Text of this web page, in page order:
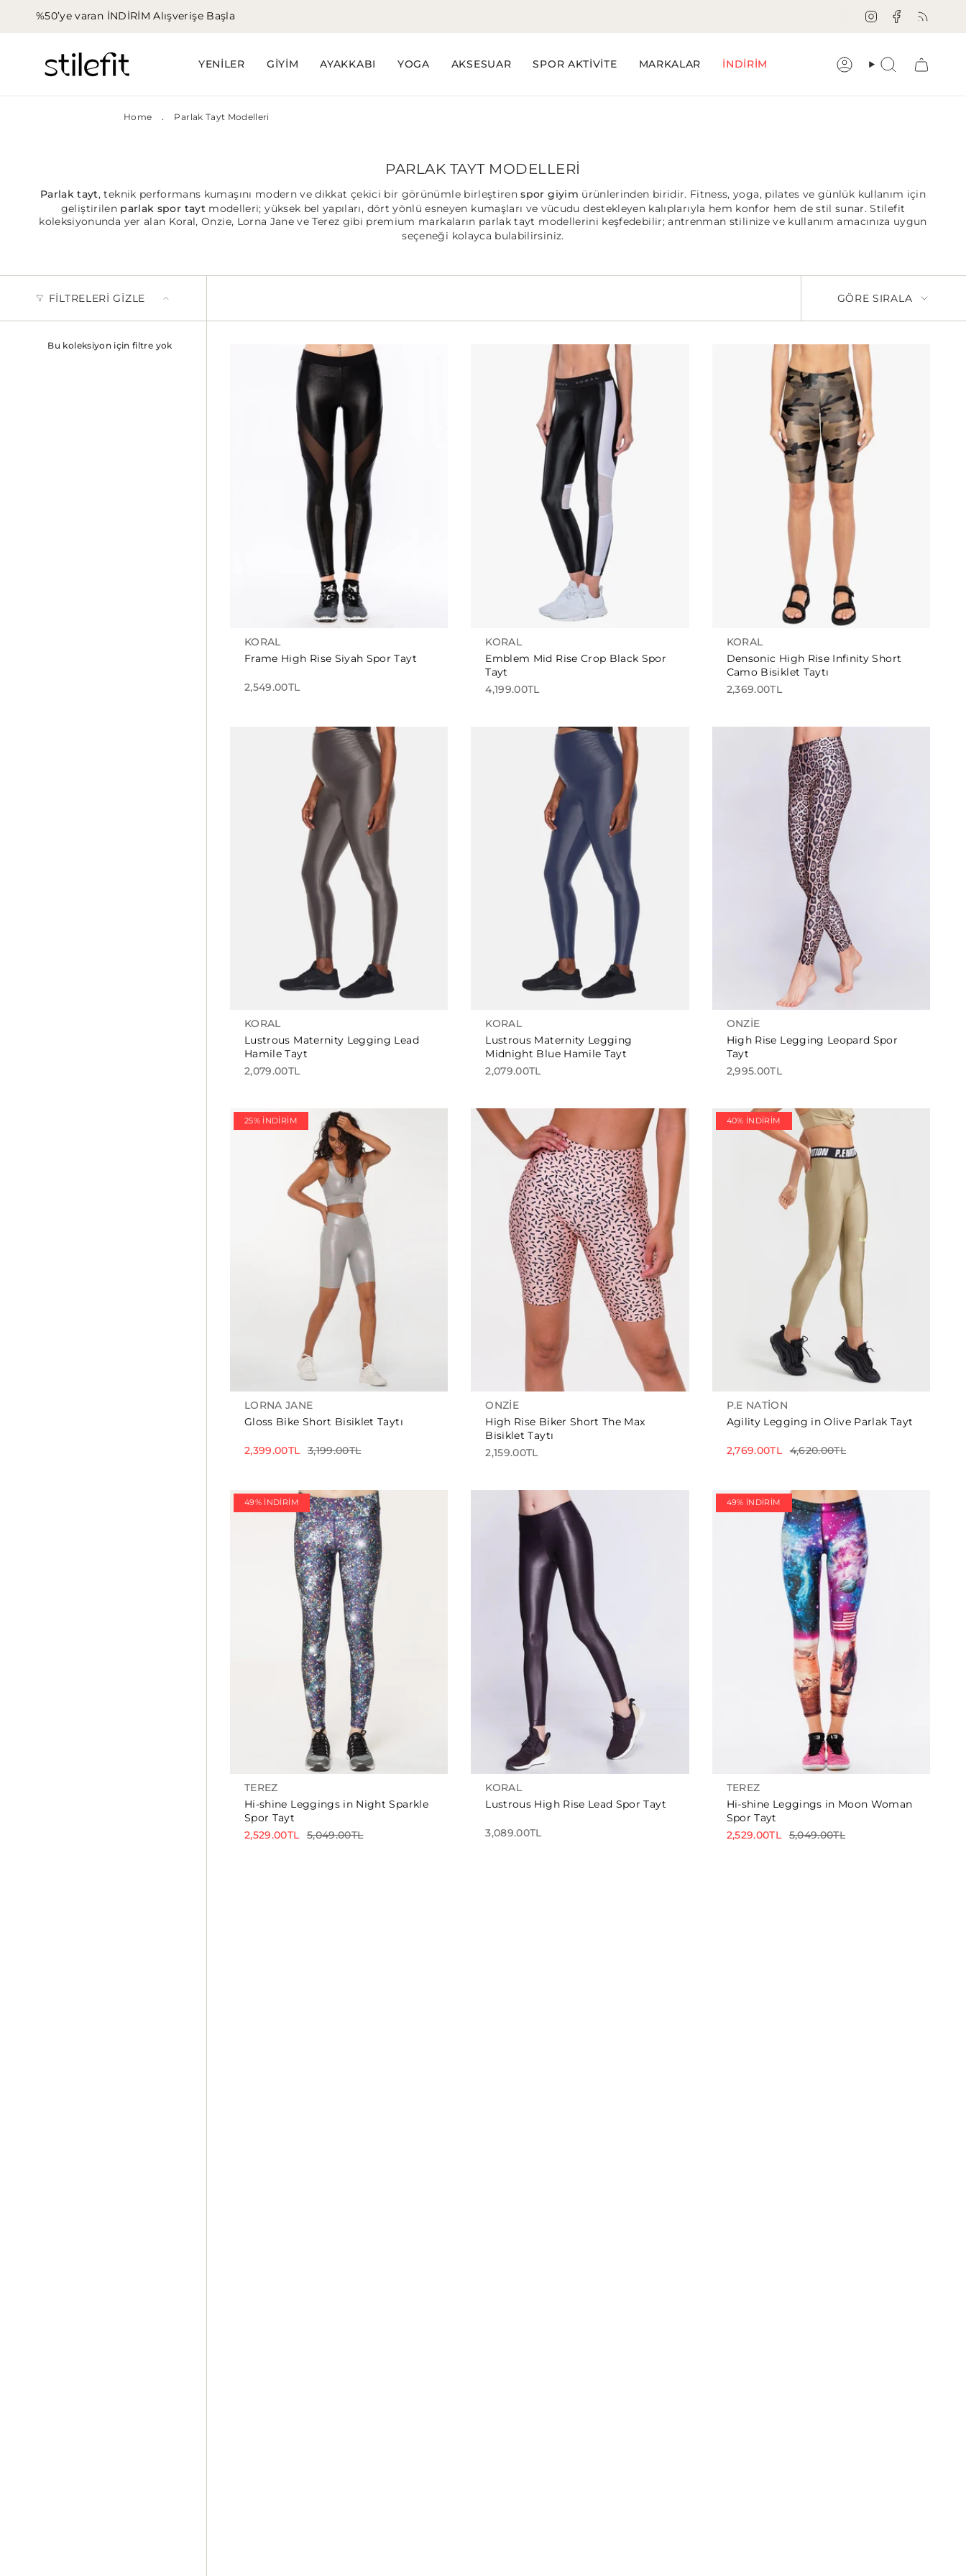
%50’ye varan İNDİRİMAlışverişe Başla InstagramFacebook
YENİLER GİYİM AYAKKABI YOGA AKSESUAR SPOR AKTİVİTE MARKALAR İNDİRİM HesapAramak
Home . Parlak Tayt Modelleri
PARLAK TAYT MODELLERI
Parlak tayt, teknik performans kumaşını modern ve dikkat çekici bir görünümle birleştirenspor giyim ürünlerinden biridir. Fitness, yoga, pilates ve günlük kullanım için
geliştirilen parlak spor taytmodelleri; yüksek bel yapıları, dört yönlü esneyen kumaşları ve vücudu destekleyen kalıplarıyla hem konfor hem de stil sunar. Stilefit
koleksiyonunda yer alan Koral,Onzie, Lorna Jane veTerez gibi premium markaların parlak tayt modellerini keşfedebilir; antrenman stilinize ve kullanım amacınıza uygun
seçeneği kolayca bulabilirsiniz.
FILTRELERI GIZLE
GÖRE
SIRALA
GÖRE SIRALA
Bu koleksiyon için filtre yok
KORAL
Frame High Rise Siyah Spor Tayt
2,549.00TL
KORAL
Emblem Mid Rise Crop Black Spor
Tayt
4,199.00TL
KORAL
Densonic High Rise Infinity Short
Camo Bisiklet Taytı
2,369.00TL
KORAL
Lustrous Maternity Legging Lead
Hamile Tayt
2,079.00TL
KORAL
Lustrous Maternity Legging
Midnight Blue Hamile Tayt
2,079.00TL
ONZIE
High Rise Legging Leopard Spor
Tayt
2,995.00TL
25% İNDIRIM
LORNA JANE
Gloss Bike Short Bisiklet Taytı
2,399.00TL 3,199.00TL
ONZIE
High Rise Biker Short The Max
Bisiklet Taytı
2,159.00TL
40% İNDIRIM
P.E NATION
Agility Legging in Olive Parlak Tayt
2,769.00TL 4,620.00TL
49% İNDIRIM
TEREZ
Hi-shine Leggings in Night Sparkle
Spor Tayt
2,529.00TL
5,049.00TL
KORAL
Lustrous High Rise Lead Spor Tayt
3,089.00TL
49% İNDIRIM
TEREZ
Hi-shine Leggings in Moon Woman
Spor Tayt
2,529.00TL 5,049.00TL